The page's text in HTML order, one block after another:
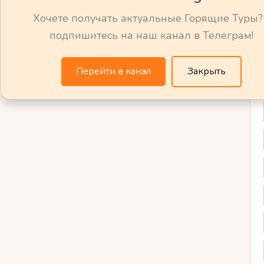
Испания обязательно зажжет вашу
о вашем путешествии.
Испании
поражают своим разнообразием и
обязательно стоит посетить с его
Хочете получать актуальные Горящие
подпишитесь на наш канал в Телеграм!
Перейти в канал Закрыть